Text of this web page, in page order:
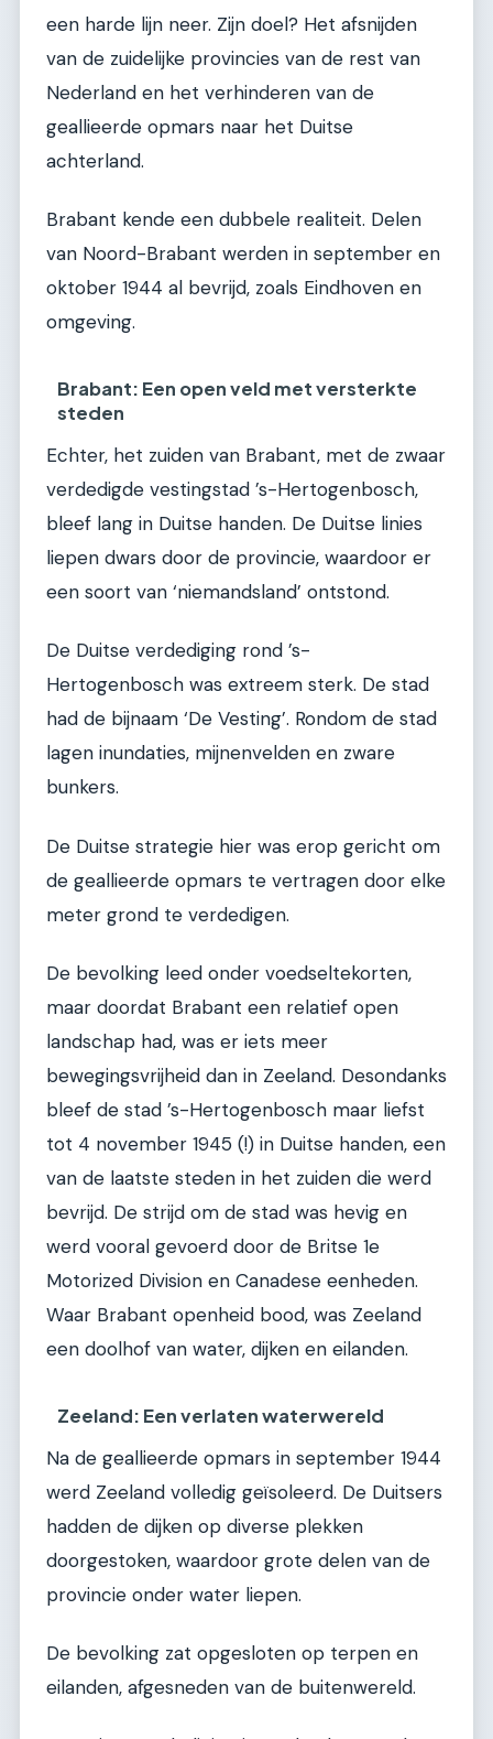
een harde lijn neer. Zijn doel? Het afsnijden
van de zuidelijke provincies van de rest van
Nederland en het verhinderen van de
geallieerde opmars naar het Duitse
achterland.
Brabant kende een dubbele realiteit. Delen
van Noord-Brabant werden in september en
oktober 1944 al bevrijd, zoals Eindhoven en
omgeving.
Brabant: Een open veld met versterkte
steden
Echter, het zuiden van Brabant, met de zwaar
verdedigde vestingstad ’s-Hertogenbosch,
bleef lang in Duitse handen. De Duitse linies
liepen dwars door de provincie, waardoor er
een soort van ‘niemandsland’ ontstond.
De Duitse verdediging rond ’s-
Hertogenbosch was extreem sterk. De stad
had de bijnaam ‘De Vesting’. Rondom de stad
lagen inundaties, mijnenvelden en zware
bunkers.
De Duitse strategie hier was erop gericht om
de geallieerde opmars te vertragen door elke
meter grond te verdedigen.
De bevolking leed onder voedseltekorten,
maar doordat Brabant een relatief open
landschap had, was er iets meer
bewegingsvrijheid dan in Zeeland. Desondanks
bleef de stad ’s-Hertogenbosch maar liefst
tot 4 november 1945 (!) in Duitse handen, een
van de laatste steden in het zuiden die werd
bevrijd. De strijd om de stad was hevig en
werd vooral gevoerd door de Britse 1e
Motorized Division en Canadese eenheden.
Waar Brabant openheid bood, was Zeeland
een doolhof van water, dijken en eilanden.
Zeeland: Een verlaten waterwereld
Na de geallieerde opmars in september 1944
werd Zeeland volledig geïsoleerd. De Duitsers
hadden de dijken op diverse plekken
doorgestoken, waardoor grote delen van de
provincie onder water liepen.
De bevolking zat opgesloten op terpen en
eilanden, afgesneden van de buitenwereld.